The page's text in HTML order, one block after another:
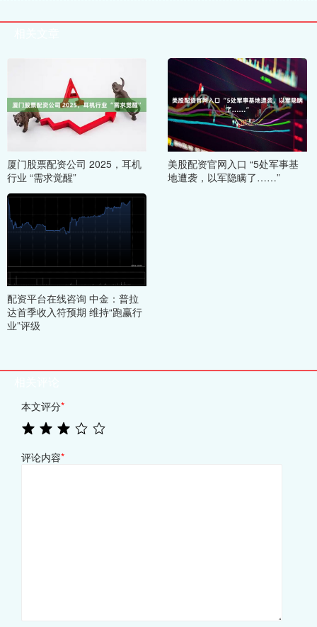
厦门股票配资公司 2025，耳机
行业 “需求觉醒”
美股配资官网入口 “5处军事基
地遭袭，以军隐瞒了……”
配资平台在线咨询 中金：普拉
达首季收入符预期 维持“跑赢行
业”评级
本文评分*
评论内容*